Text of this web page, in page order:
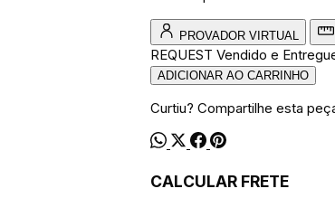
PROVADOR VIRTUAL
REQUEST Vendido e
ADICIONAR AO CARRINHO
Curtiu? Compartilhe esta
CALCULAR FRETE